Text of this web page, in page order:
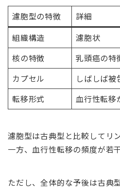
濾胞型の特徴
詳細
組織構造
濾胞状
核の特徴
乳頭癌の特
カプセル
しばしば被
転移形式
血行性転移
濾胞型は古典型と比較してリ
一方、血行性転移の頻度が若
ただし、全体的な予後は古典